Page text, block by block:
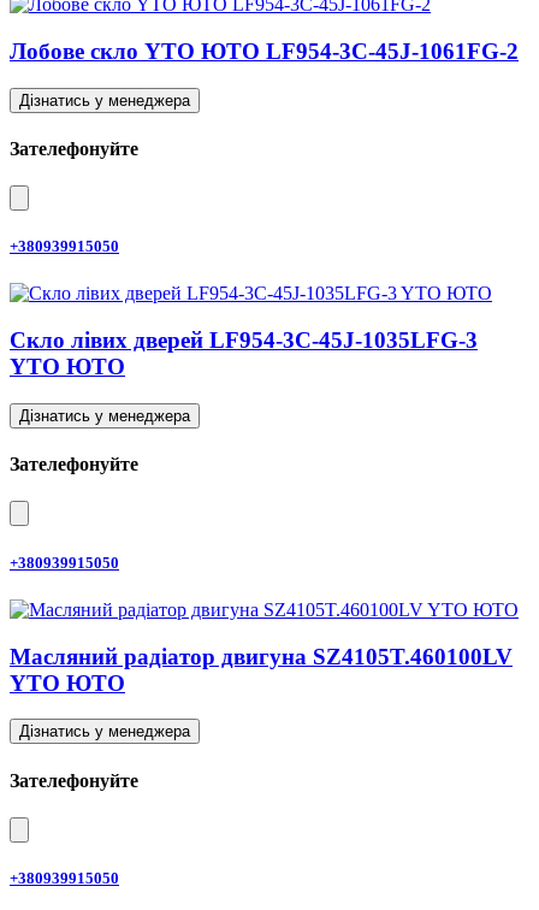
Лобове скло YTO ЮТО LF954-3C-45J-1061FG-2
Дізнатись у менеджера
Зателефонуйте
+380939915050
Скло лівих дверей LF954-3C-45J-1035LFG-3
YTO ЮТО
Дізнатись у менеджера
Зателефонуйте
+380939915050
Масляний радіатор двигуна SZ4105T.460100LV
YTO ЮТО
Дізнатись у менеджера
Зателефонуйте
+380939915050